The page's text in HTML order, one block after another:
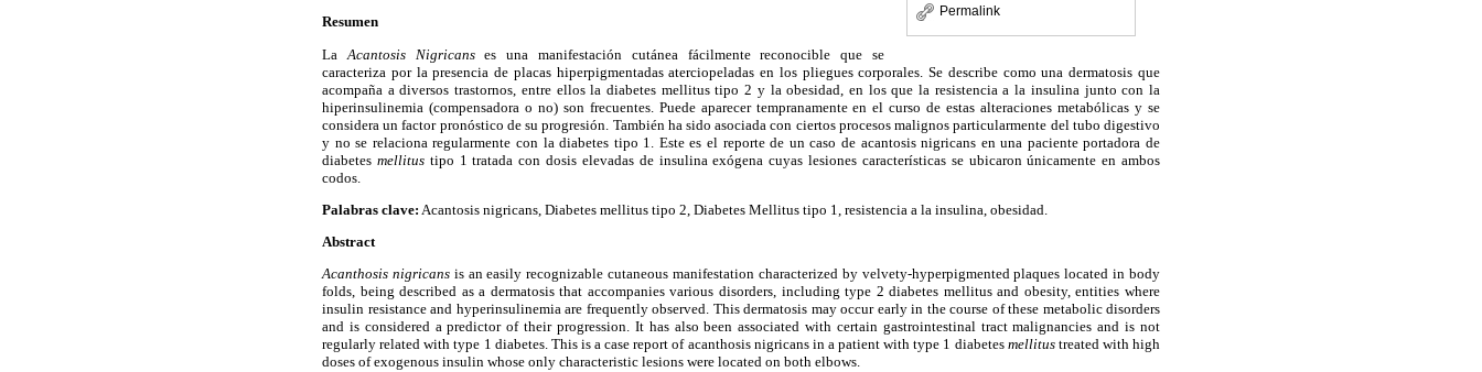
Permalink
Resumen
La Acantosis Nigricanses una manifestación cutánea fácilmente reconocible que se
caracteriza por la presencia de placas hiperpigmentadas aterciopeladas en los pliegues corporales. Se describe como una dermatosis que
acompaña a diversos trastornos, entre ellos la diabetes mellitus tipo 2 y la obesidad, en los que la resistencia a la insulina junto con la
hiperinsulinemia (compensadora o no) son frecuentes. Puede aparecer tempranamente en el curso de estas alteraciones metabólicas y se
considera un factor pronóstico de su progresión. También ha sido asociada con ciertos procesos malignos particularmente del tubo digestivo
y no se relaciona regularmente con la diabetes tipo 1. Este es el reporte de un caso de acantosis nigricans en una paciente portadora de
diabetes mellitustipo 1 tratada con dosis elevadas de insulina exógena cuyas lesiones características se ubicaron únicamente en ambos
codos.
Palabras clave: Acantosis nigricans, Diabetes mellitus tipo 2, Diabetes Mellitus tipo 1, resistencia a la insulina, obesidad.
Abstract
Acanthosis nigricansis an easily recognizable cutaneous manifestation characterized by velvety-hyperpigmented plaques located in body
folds, being described as a dermatosis that accompanies various disorders, including type 2 diabetes mellitus and obesity, entities where
insulin resistance and hyperinsulinemia are frequently observed. This dermatosis may occur early in the course of these metabolic disorders
and is considered a predictor of their progression. It has also been associated with certain gastrointestinal tract malignancies and is not
regularly related with type 1 diabetes. This is a case report of acanthosis nigricans in a patient with type 1 diabetes mellitustreated with high
doses of exogenous insulin whose only characteristic lesions were located on both elbows.